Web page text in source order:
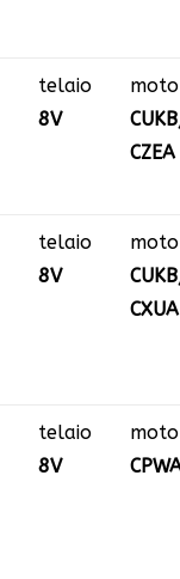
telaio
8V
CZEA
telaio
8V
CXUA
telaio
8V